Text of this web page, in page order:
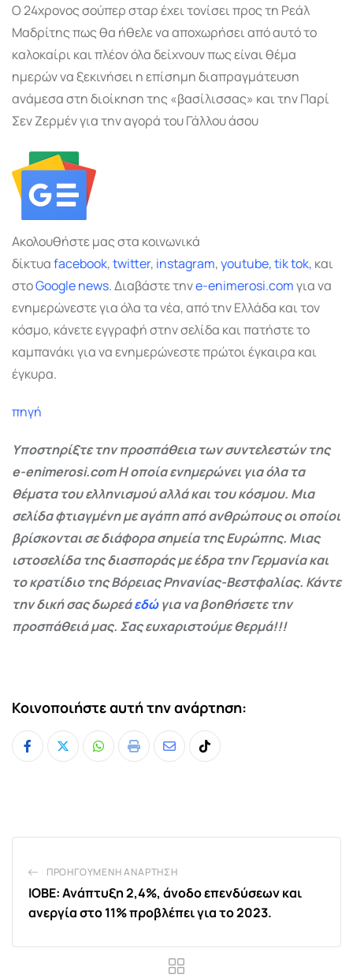
Ο 24χρονος σούπερ σταρ έχει τονίσει προς τη Ρεάλ
Μαδρίτης πως θα ήθελε να αποχωρήσει από αυτό το
καλοκαίρι και πλέον όλα δείχνουν πως είναι θέμα
ημερών να ξεκινήσει η επίσημη διαπραγμάτευση
ανάμεσα στη διοίκηση της «βασίλισσας» και την Παρί
Σεν Ζερμέν για την αγορά του Γάλλου άσου
Ακολουθήστε μας στα κοινωνικά
δίκτυαfacebook,twitter, instagram,youtube,tik tok, και
στοGooglenews.Διαβάστε τηνe-enimerosi.comγια να
ενημερώνεστε για όλα τα νέα, από την Ελλάδα και τον
κόσμο, κάνετε εγγραφή στην σελίδα και πατήστε το
καμπανάκι για να ενημερώνεστε πρώτοι έγκαιρα και
έγκυρα.
πηγή
Υποστηρίξτε την προσπάθεια των συντελεστών της
e-enimerosi.com Η οποία ενημερώνει για όλα τα
θέματα του ελληνισμού αλλά και του κόσμου. Μια
σελίδα φτιαγμένη με αγάπη από ανθρώπους οι οποίοι
βρίσκονται σε διάφορα σημεία της Ευρώπης. Μιας
ιστοσελίδα της διασποράς με έδρα την Γερμανία και
το κρατίδιο της Βόρειας Ρηνανίας-Βεστφαλίας. Κάντε
την δική σας δωρεάεδώγια να βοηθήσετε την
προσπάθειά μας. Σας ευχαριστούμε θερμά!!!
Κοινοποιήστε αυτή την ανάρτηση:
Whatsapp
Print
ShareTiktok
ΠΡΟΗΓΟΎΜΕΝΗ ΑΝΆΡΤΗΣΗ
ΙΟΒΕ: Ανάπτυξη 2,4%, άνοδο επενδύσεων και
ανεργία στο 11% προβλέπει για το 2023.